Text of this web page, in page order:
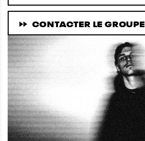
CONTACTER LE GROUPE